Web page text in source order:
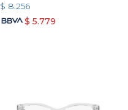
$ 8.256
$ 5.779